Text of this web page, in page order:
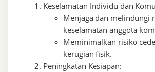
Keselamatan Individu dan
Menjaga dan melindungi
keselamatan anggota
Meminimalkan risiko
kerugian fisik.
Peningkatan Kesiapan: